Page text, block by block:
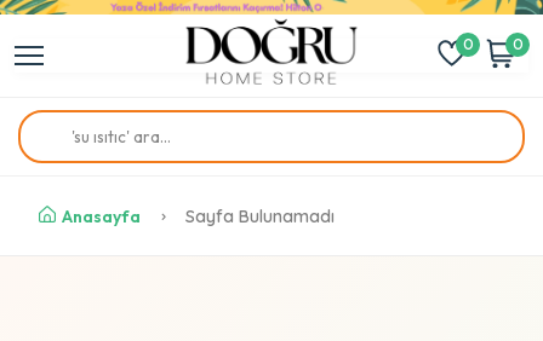
0 0
Anasayfa Sayfa Bulunamadı